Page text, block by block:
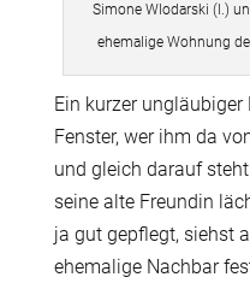
Simone Wlodarski (l.)
ehemalige Wohnung
Ein kurzer
Fenster, wer ihm da
und gleich darauf
seine alte Freundin
ja gut gepflegt, siehst
ehemalige Nachbar